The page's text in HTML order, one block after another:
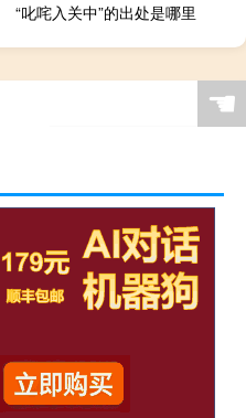
“叱咤入关中”的出处是哪里
☚